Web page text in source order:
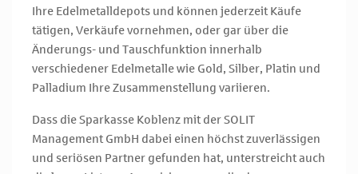
Ihre Edelmetalldepots und können jederzeit Käufe
tätigen, Verkäufe vornehmen, oder gar über die
Änderungs- und Tauschfunktion innerhalb
verschiedener Edelmetalle wie Gold, Silber, Platin und
Palladium Ihre Zusammenstellung variieren.
Dass die Sparkasse Koblenz mit der SOLIT
Management GmbH dabei einen höchst zuverlässigen
und seriösen Partner gefunden hat, unterstreicht auch